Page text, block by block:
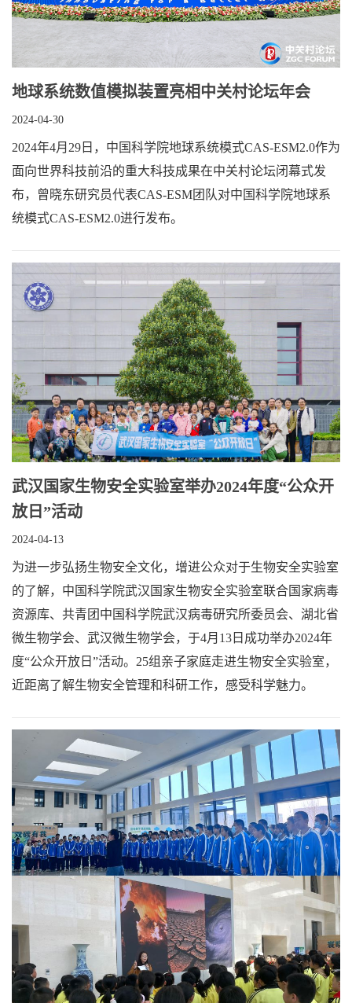
地球系统数值模拟装置亮相中关村论坛年会
2024-04-30
2024年4月29日，中国科学院地球系统模式CAS-ESM2.0作为
面向世界科技前沿的重大科技成果在中关村论坛闭幕式发
布，曾晓东研究员代表CAS-ESM团队对中国科学院地球系
统模式CAS-ESM2.0进行发布。
武汉国家生物安全实验室举办2024年度“公众开
放日”活动
2024-04-13
为进一步弘扬生物安全文化，增进公众对于生物安全实验室
的了解，中国科学院武汉国家生物安全实验室联合国家病毒
资源库、共青团中国科学院武汉病毒研究所委员会、湖北省
微生物学会、武汉微生物学会，于4月13日成功举办2024年
度“公众开放日”活动。25组亲子家庭走进生物安全实验室，
近距离了解生物安全管理和科研工作，感受科学魅力。